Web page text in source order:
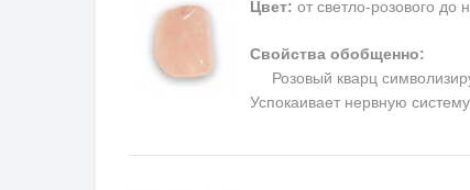
Цвет: от светло-розового до
Свойства обобщенно:
Розовый кварц
Успокаивает нервную